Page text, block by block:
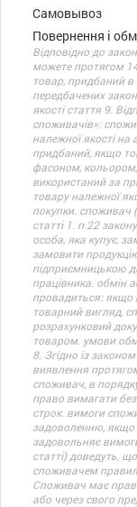
Самовывоз
Повернення і
Відповідно до
можете протягом
товар, придбаний
передбачених
якості стаття 9.
споживачів»:
належної якості на
придбаний, якщо
фасоном,
використаний за
товару належної
покупки. споживач
статті 1. п.22
особа, яка купує,
замовити
підприємницькою
працівника. обмін
провадиться: якщо
товарний вигляд,
розрахунковий
товаром. умови
8. Згідно із
виявлення
споживач, в
право вимагати
строк. вимоги
задоволенню, якщо
задовольняє
статті) доведуть,
споживачем
Споживач має
або через свого